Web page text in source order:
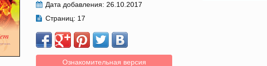
Дата добавления: 26.10.2017
Страниц: 17
Ознакомительная версия